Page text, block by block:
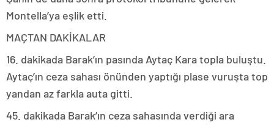
Montella’ya eşlik etti.
MAÇTAN DAKİKALAR
16. dakikada Barak’ın pasında Aytaç Kara topla buluştu.
Aytaç’ın ceza sahası önünden yaptığı plase vuruşta top
yandan az farkla auta gitti.
45. dakikada Barak’ın ceza sahasında verdiği ara